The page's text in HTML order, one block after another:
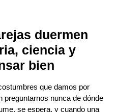
duermen
ciencia y
bien
que damos por
preguntarnos nunca de dónde
se espera, y cuando una